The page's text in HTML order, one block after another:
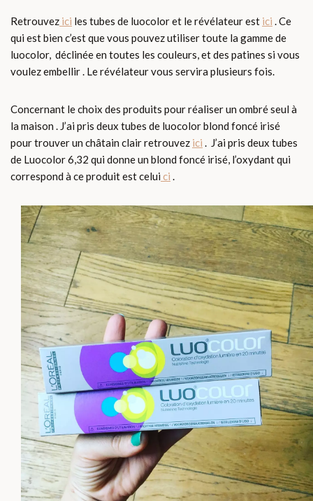
Retrouvez ici les tubes de luocolor et le révélateur est ici . Ce
qui est bien c’est que vous pouvez utiliser toute la gamme de
luocolor, déclinée en toutes les couleurs, et des patines si vous
voulez embellir . Le révélateur vous servira plusieurs fois.
Concernant le choix des produits pour réaliser un ombré seul à
la maison . J’ai pris deux tubes de luocolor blond foncé irisé
pour trouver un châtain clair retrouvez ici . J’ai pris deux tubes
de Luocolor 6,32 qui donne un blond foncé irisé, l’oxydant qui
correspond à ce produit est celui ci .